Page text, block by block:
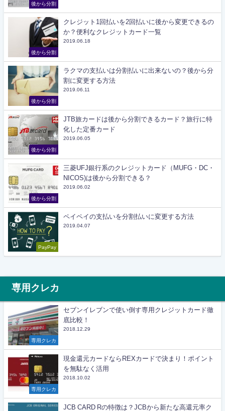
後から分割
後から分割
クレジット1回払いを2回払いに後から変更できるの
か？便利なクレジットカード一覧
2019.06.18
後から分割
ラクマの支払いは分割払いに出来ないの？後から分
割に変更する方法
2019.06.11
後から分割
JTB旅カードは後から分割できるカード？旅行に特
化した定番カード
2019.06.05
後から分割
三菱UFJ銀行系のクレジットカード（MUFG・DC・
NICOS)は後から分割できる？
2019.06.02
PayPay
ペイペイの支払いを分割払いに変更する方法
2019.04.07
専用クレカ
専用クレカ
セブンイレブンで使い倒す専用クレジットカード徹
底比較！
2018.12.29
専用クレカ
現金還元カードならREXカードで決まり！ポイント
を無駄なく活用
2018.10.02
JCB CARD Rの特徴は？JCBから新たな高還元率ク